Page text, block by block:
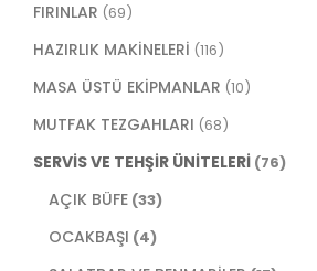
FIRINLAR (69)
HAZIRLIK MAKİNELERİ (116)
MASA ÜSTÜ EKİPMANLAR (10)
MUTFAK TEZGAHLARI (68)
SERVİS VE TEHŞİR ÜNİTELERİ (76)
AÇIK BÜFE (33)
OCAKBAŞI (4)